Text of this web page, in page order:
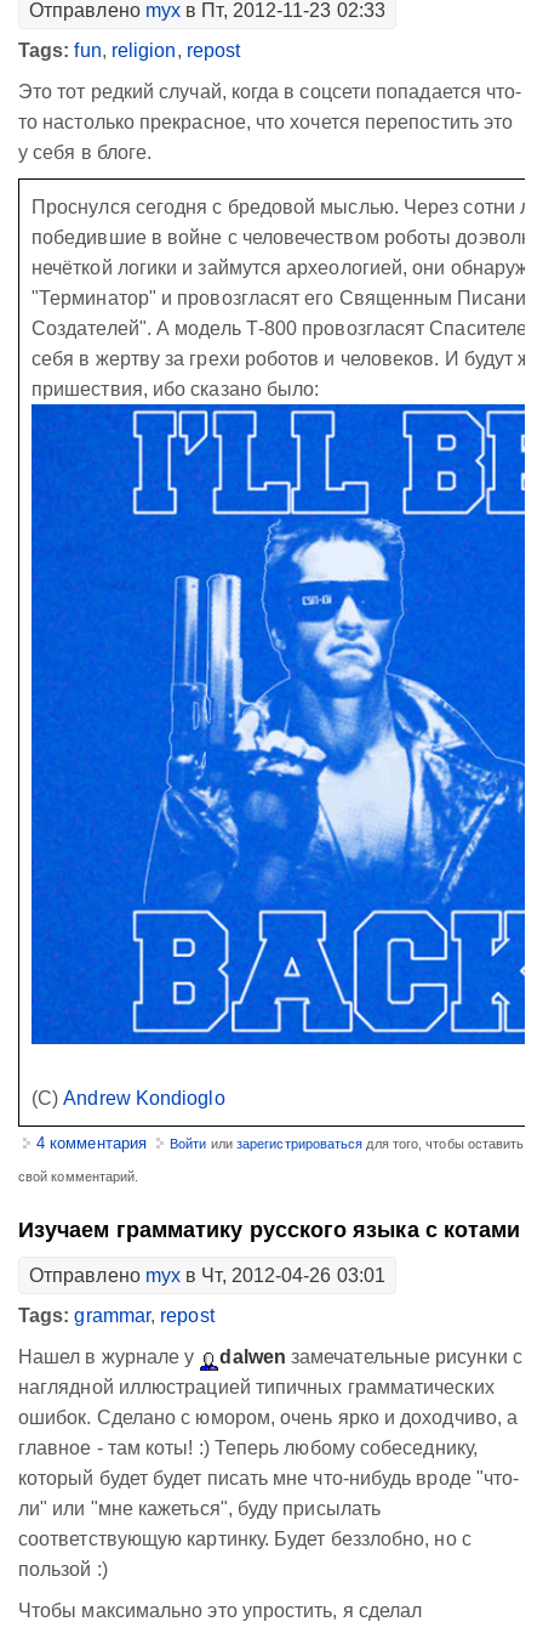
Отправлено myx в Пт, 2012-11-23 02:33
Tags:fun, religion, repost
Это тот редкий случай, когда в соцсети попадается что-
то настолько прекрасное, что хочется перепостить это
у себя в блоге.
Проснулся сегодня с бредовой мыслью. Через сотни
победившие в войне с человечеством роботы
нечёткой логики и займутся археологией, они
"Терминатор" и провозгласят его Священным
Создателей". А модель Т-800 провозгласят
себя в жертву за грехи роботов и человеков. И будут
пришествия, ибо сказано было:
(С)Andrew Kondioglo
4 комментария Войти или зарегистрироваться для того, чтобы оставить
свой комментарий.
Изучаем грамматику русского языка с котами
Отправлено myx в Чт, 2012-04-26 03:01
Tags:grammar, repost
Нашел в журнале у
dalwen замечательные рисунки с
наглядной иллюстрацией типичных грамматических
ошибок. Сделано с юмором, очень ярко и доходчиво, а
главное - там коты! :) Теперь любому собеседнику,
который будет будет писать мне что-нибудь вроде "что-
ли" или "мне кажеться", буду присылать
соответствующую картинку. Будет беззлобно, но с
пользой :)
Чтобы максимально это упростить, я сделал